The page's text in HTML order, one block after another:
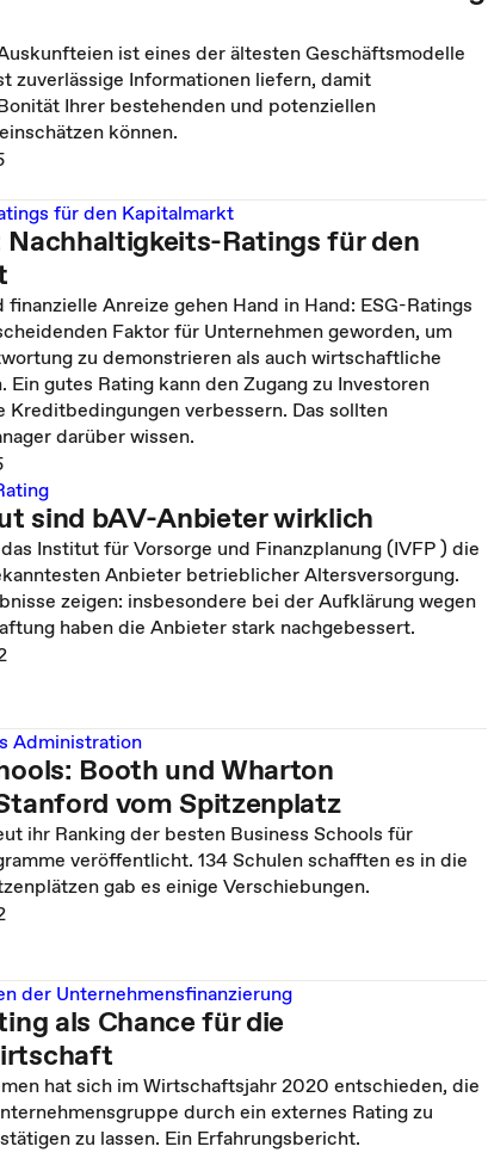
ist eines der ältesten Geschäftsmodelle
zuverlässige Informationen liefern, damit
Ihrer bestehenden und potenziellen
können.
für den Kapitalmarkt
Nachhaltigkeits-Ratings für den
Anreize gehen Hand in Hand: ESG-Ratings
Faktor für Unternehmen geworden, um
zu demonstrieren als auch wirtschaftliche
Ein gutes Rating kann den Zugang zu Investoren
Kreditbedingungen verbessern. Das sollten
darüber wissen.
sind bAV-Anbieter wirklich
Institut für Vorsorge und Finanzplanung (IVFP ) die
Anbieter betrieblicher Altersversorgung.
zeigen: insbesondere bei der Aufklärung wegen
haben die Anbieter stark nachgebessert.
Administration
Booth und Wharton
vom Spitzenplatz
ihr Ranking der besten Business Schools für
veröffentlicht. 134 Schulen schafften es in die
gab es einige Verschiebungen.
der Unternehmensfinanzierung
als Chance für die
hat sich im Wirtschaftsjahr 2020 entschieden, die
durch ein externes Rating zu
zu lassen. Ein Erfahrungsbericht.